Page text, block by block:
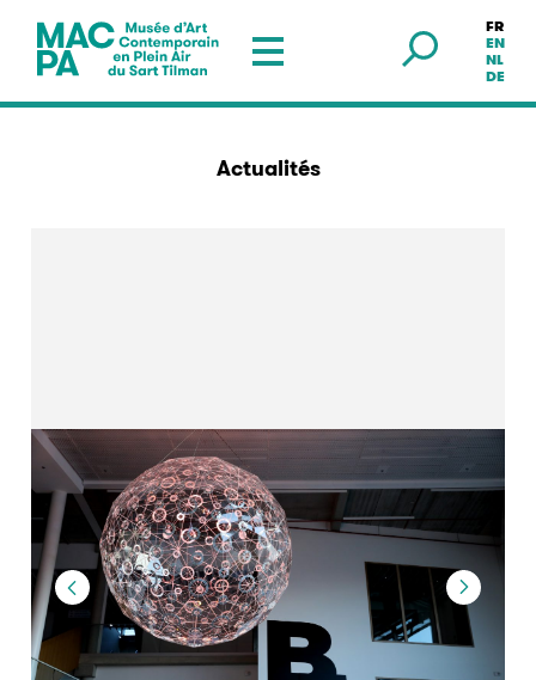
Musée en plein air — Sart Tilman
FR
EN
NL
DE
Actualités